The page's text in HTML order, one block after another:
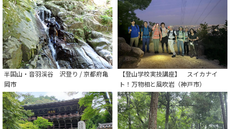
半国山・音羽渓谷 沢登り / 京都府亀
岡市
【登山学校実技講座】 スイカナイ
ト！万物相と風吹岩（神戸市）